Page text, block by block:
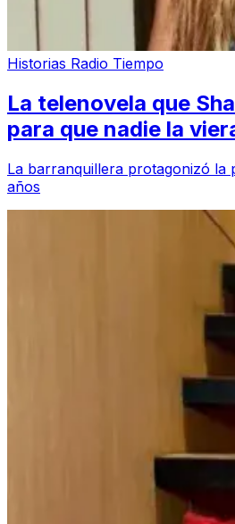
Historias Radio Tiempo
La telenovela que
para que nadie la
La barranquillera protagonizó la
años